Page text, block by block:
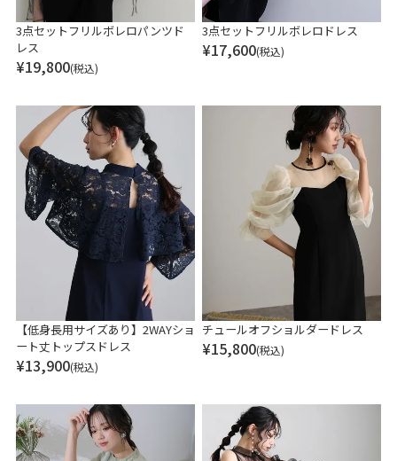
3点セットフリルボレロパンツド
レス
¥19,800(税込)
3点セットフリルボレロドレス
¥17,600(税込)
【低身長用サイズあり】2WAYショ
ート丈トップスドレス
¥13,900(税込)
チュールオフショルダードレス
¥15,800(税込)